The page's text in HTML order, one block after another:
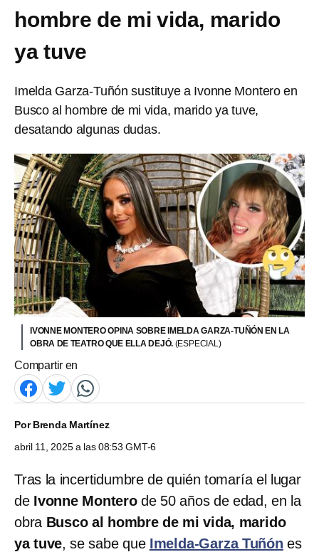
hombre de mi vida, marido
ya tuve
Imelda Garza-Tuñón sustituye a Ivonne Montero en
Busco al hombre de mi vida, marido ya tuve,
desatando algunas dudas.
IVONNE MONTERO OPINA SOBRE IMELDA GARZA-TUÑÓN EN LA
OBRA DE TEATRO QUE ELLA DEJÓ. (ESPECIAL)
Compartir en
PorBrenda Martínez
abril 11, 2025 a las 08:53 GMT-6
Tras la incertidumbre de quién tomaría el lugar
de Ivonne Monterode 50 años de edad, en la
obra Busco al hombre de mi vida, marido
ya tuve, se sabe que Imelda-Garza Tuñón es